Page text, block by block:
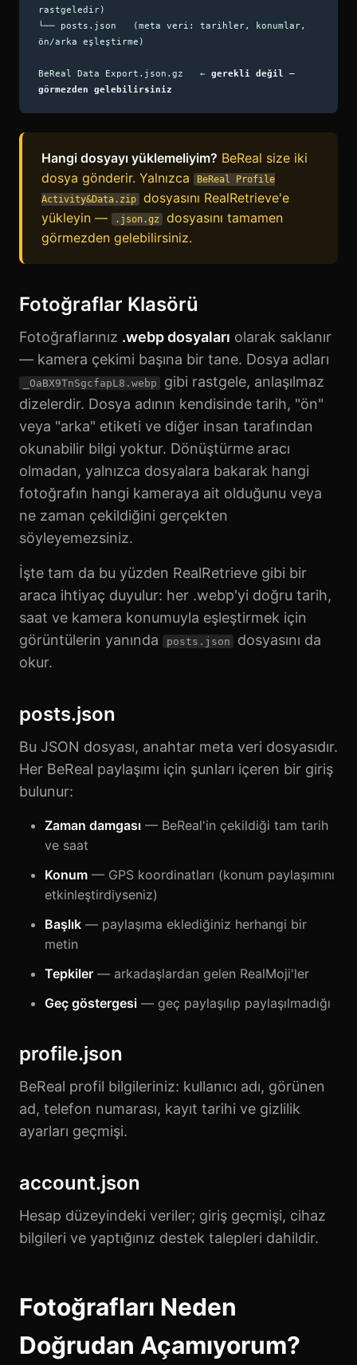
rastgeledir)
└── posts.json (meta veri: tarihler, konumlar,
ön/arka eşleştirme)
BeReal Data Export.json.gz ← gerekli değil —
görmezden gelebilirsiniz
Hangi dosyayı yüklemeliyim? BeReal size iki
dosya gönderir. Yalnızca
BeReal Profile
Activity&Data.zip
dosyasını RealRetrieve'e
yükleyin —
.json.gz
dosyasını tamamen
görmezden gelebilirsiniz.
Fotoğraflar Klasörü
Fotoğraflarınız .webp dosyaları olarak saklanır
— kamera çekimi başına bir tane. Dosya adları
_OaBX9TnSgcfapL8.webp
gibi rastgele, anlaşılmaz
dizelerdir. Dosya adının kendisinde tarih, "ön"
veya "arka" etiketi ve diğer insan tarafından
okunabilir bilgi yoktur. Dönüştürme aracı
olmadan, yalnızca dosyalara bakarak hangi
fotoğrafın hangi kameraya ait olduğunu veya
ne zaman çekildiğini gerçekten
söyleyemezsiniz.
İşte tam da bu yüzden RealRetrieve gibi bir
araca ihtiyaç duyulur: her .webp'yi doğru tarih,
saat ve kamera konumuyla eşleştirmek için
görüntülerin yanında
posts.json
dosyasını da
okur.
posts.json
Bu JSON dosyası, anahtar meta veri dosyasıdır.
Her BeReal paylaşımı için şunları içeren bir giriş
bulunur:
Zaman damgası — BeReal'in çekildiği tam tarih
ve saat
Konum — GPS koordinatları (konum paylaşımını
etkinleştirdiyseniz)
Başlık — paylaşıma eklediğiniz herhangi bir
metin
Tepkiler — arkadaşlardan gelen RealMoji'ler
Geç göstergesi — geç paylaşılıp paylaşılmadığı
profile.json
BeReal profil bilgileriniz: kullanıcı adı, görünen
ad, telefon numarası, kayıt tarihi ve gizlilik
ayarları geçmişi.
account.json
Hesap düzeyindeki veriler; giriş geçmişi, cihaz
bilgileri ve yaptığınız destek talepleri dahildir.
Fotoğrafları Neden
Doğrudan Açamıyorum?